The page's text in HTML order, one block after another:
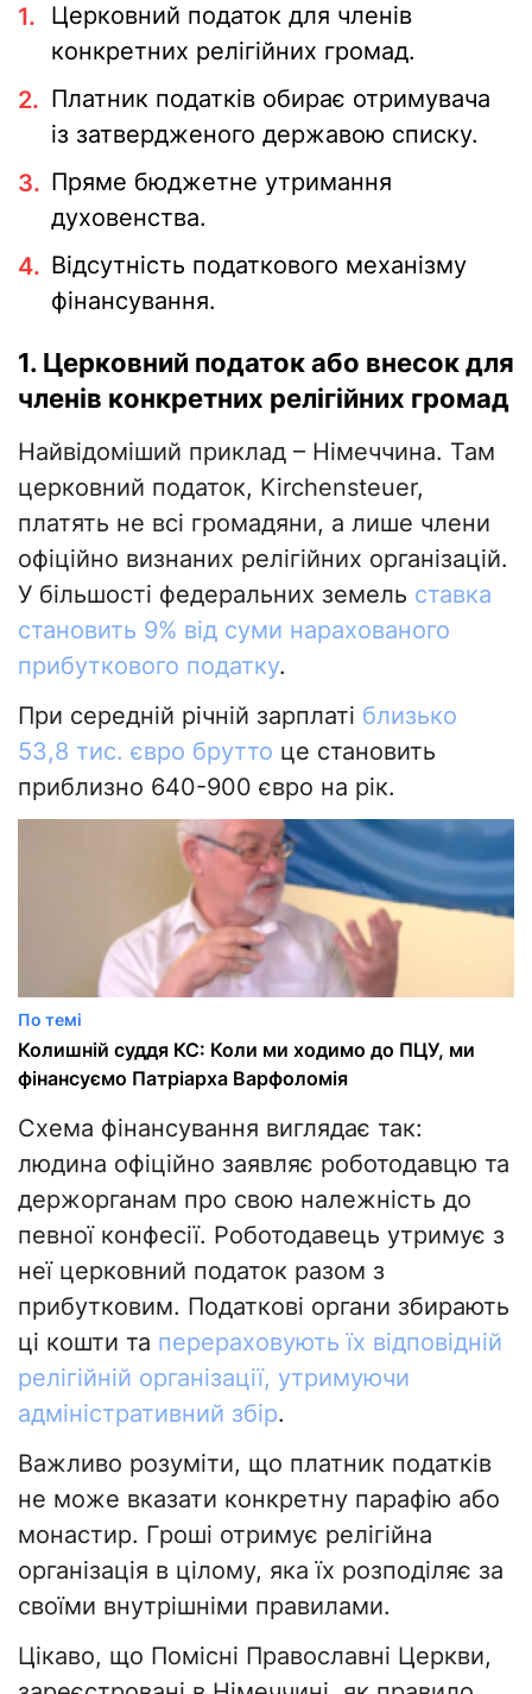
Церковний податок для членів
конкретних релігійних громад.
Платник податків обирає отримувача
із затвердженого державою списку.
Пряме бюджетне утримання
духовенства.
Відсутність податкового механізму
фінансування.
1. Церковний податок або внесок для
членів конкретних релігійних громад
Найвідоміший приклад – Німеччина. Там
церковний податок, Kirchensteuer,
платять не всі громадяни, а лише члени
офіційно визнаних релігійних організацій.
У більшості федеральних земель ставка
становить 9% від суми нарахованого
прибуткового податку.
При середній річній зарплаті близько
53,8 тис. євро брутто це становить
приблизно 640-900 євро на рік.
По темі
Колишній суддя КС: Коли ми ходимо до ПЦУ, ми
фінансуємо Патріарха Варфоломія
Схема фінансування виглядає так:
людина офіційно заявляє роботодавцю та
держорганам про свою належність до
певної конфесії. Роботодавець утримує з
неї церковний податок разом з
прибутковим. Податкові органи збирають
ці кошти та перераховують їх відповідній
релігійній організації, утримуючи
адміністративний збір.
Важливо розуміти, що платник податків
не може вказати конкретну парафію або
монастир. Гроші отримує релігійна
організація в цілому, яка їх розподіляє за
своїми внутрішніми правилами.
Цікаво, що Помісні Православні Церкви,